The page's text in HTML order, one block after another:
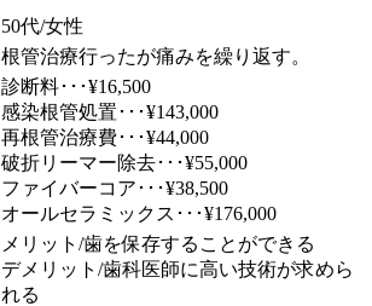
50代/女性
根管治療行ったが痛みを繰り返す。
診断料･･･¥16,500
感染根管処置･･･¥143,000
再根管治療費･･･¥44,000
破折リーマー除去･･･¥55,000
ファイバーコア･･･¥38,500
オールセラミックス･･･¥176,000
メリット/歯を保存することができる
デメリット/歯科医師に高い技術が求めら
れる